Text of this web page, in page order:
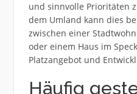
und sinnvolle Prioritäten
dem Umland kann dies
zwischen einer
oder einem Haus im
Platzangebot und
Häufig